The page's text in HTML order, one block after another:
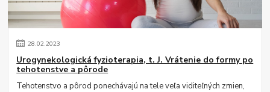
28.02.2023
Urogynekologická fyzioterapia, t. J. Vrátenie do formy po
tehotenstve a pôrode
Tehotenstvo a pôrod ponechávajú na tele veľa viditeľných zmien,